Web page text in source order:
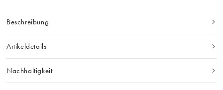
Beschreibung
Artikeldetails
Nachhaltigkeit